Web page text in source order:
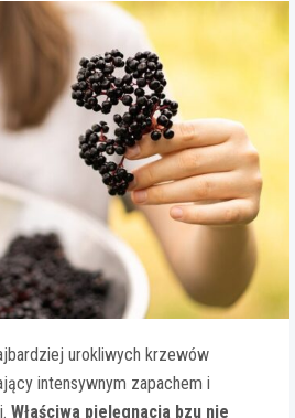
urokliwych krzewów
intensywnym zapachem i
Właściwa pielęgnacja bzu nie